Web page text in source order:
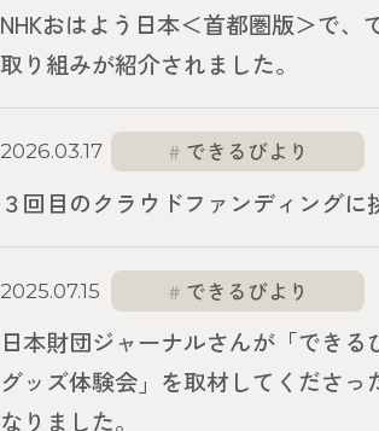
NHKおはよう日本＜首都圏版＞で、
取り組みが紹介されました。
2026.03.17 できるびより
３回目のクラウドファンディングに
2025.07.15 できるびより
日本財団ジャーナルさんが「できる
グッズ体験会」を取材してくださっ
なりました。